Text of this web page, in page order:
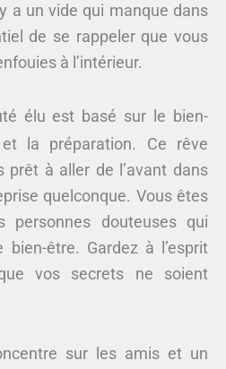
a un vide qui manque dans
de se rappeler que vous
à l’intérieur.
élu est basé sur le bien-
la préparation. Ce rêve
prêt à aller de l’avant dans
quelconque. Vous êtes
personnes douteuses qui
être. Gardez à l’esprit
vos secrets ne soient
sur les amis et un